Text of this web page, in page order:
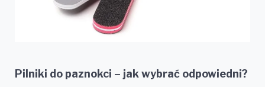
Pilniki do paznokci – jak wybrać odpowiedni?